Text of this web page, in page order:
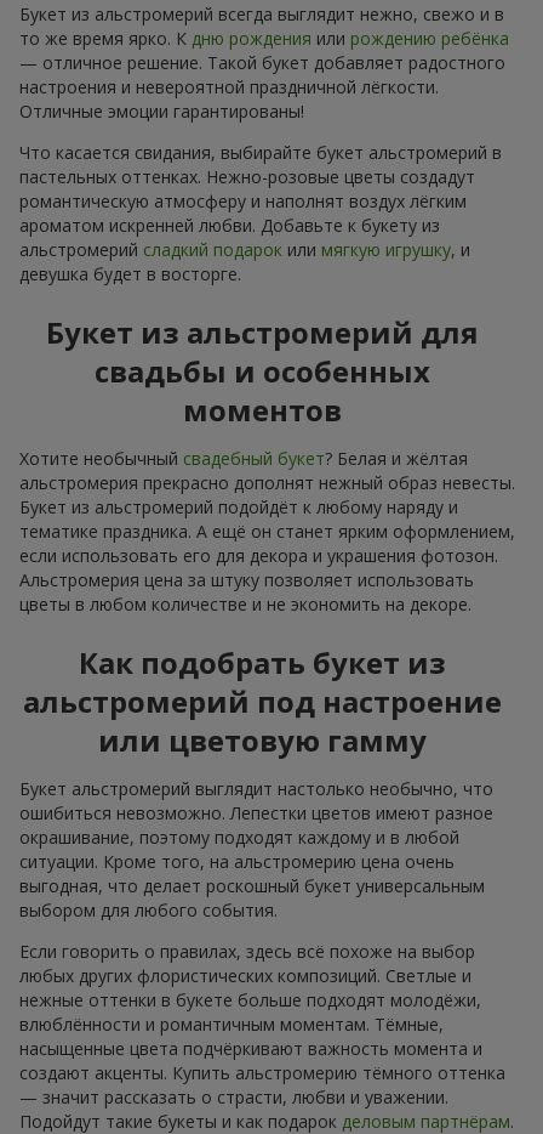
Букет из альстромерий всегда выглядит нежно, свежо и в
то же время ярко. К дню рождения или рождению ребёнка
— отличное решение. Такой букет добавляет радостного
настроения и невероятной праздничной лёгкости.
Отличные эмоции гарантированы!
Что касается свидания, выбирайте букет альстромерий в
пастельных оттенках. Нежно-розовые цветы создадут
романтическую атмосферу и наполнят воздух лёгким
ароматом искренней любви. Добавьте к букету из
альстромерий сладкий подарок или мягкую игрушку, и
девушка будет в восторге.
Букет из альстромерий для
свадьбы и особенных
моментов
Хотите необычный свадебный букет? Белая и жёлтая
альстромерия прекрасно дополнят нежный образ невесты.
Букет из альстромерий подойдёт к любому наряду и
тематике праздника. А ещё он станет ярким оформлением,
если использовать его для декора и украшения фотозон.
Альстромерия цена за штуку позволяет использовать
цветы в любом количестве и не экономить на декоре.
Как подобрать букет из
альстромерий под настроение
или цветовую гамму
Букет альстромерий выглядит настолько необычно, что
ошибиться невозможно. Лепестки цветов имеют разное
окрашивание, поэтому подходят каждому и в любой
ситуации. Кроме того, на альстромерию цена очень
выгодная, что делает роскошный букет универсальным
выбором для любого события.
Если говорить о правилах, здесь всё похоже на выбор
любых других флористических композиций. Светлые и
нежные оттенки в букете больше подходят молодёжи,
влюблённости и романтичным моментам. Тёмные,
насыщенные цвета подчёркивают важность момента и
создают акценты. Купить альстромерию тёмного оттенка
— значит рассказать о страсти, любви и уважении.
Подойдут такие букеты и как подарок деловым партнёрам.